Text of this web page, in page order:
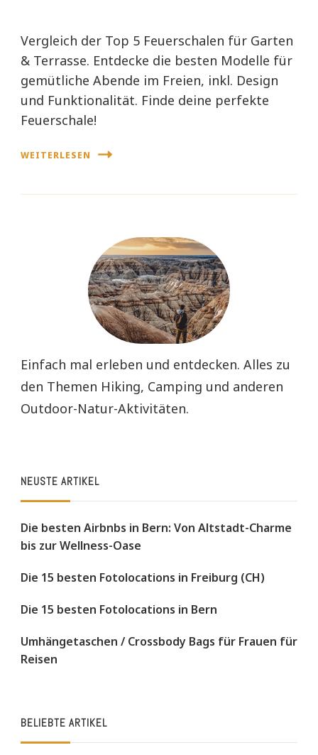
Vergleich der Top 5 Feuerschalen für Garten
& Terrasse. Entdecke die besten Modelle für
gemütliche Abende im Freien, inkl. Design
und Funktionalität. Finde deine perfekte
Feuerschale!
WEITERLESEN
Einfach mal erleben und entdecken. Alles zu
den Themen Hiking, Camping und anderen
Outdoor-Natur-Aktivitäten.
NEUSTE ARTIKEL
Die besten Airbnbs in Bern: Von Altstadt-Charme
bis zur Wellness-Oase
Die 15 besten Fotolocations in Freiburg (CH)
Die 15 besten Fotolocations in Bern
Umhängetaschen / Crossbody Bags für Frauen für
Reisen
BELIEBTE ARTIKEL